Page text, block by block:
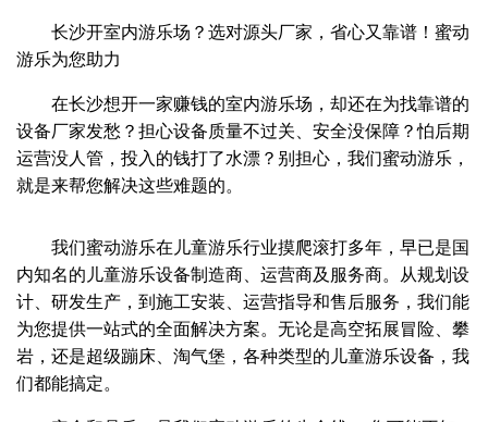
长沙开室内游乐场？选对源头厂家，省心又靠谱！蜜动
游乐为您助力
在长沙想开一家赚钱的室内游乐场，却还在为找靠谱的
设备厂家发愁？担心设备质量不过关、安全没保障？怕后期
运营没人管，投入的钱打了水漂？别担心，我们蜜动游乐，
就是来帮您解决这些难题的。
我们蜜动游乐在儿童游乐行业摸爬滚打多年，早已是国
内知名的儿童游乐设备制造商、运营商及服务商。从规划设
计、研发生产，到施工安装、运营指导和售后服务，我们能
为您提供一站式的全面解决方案。无论是高空拓展冒险、攀
岩，还是超级蹦床、淘气堡，各种类型的儿童游乐设备，我
们都能搞定。